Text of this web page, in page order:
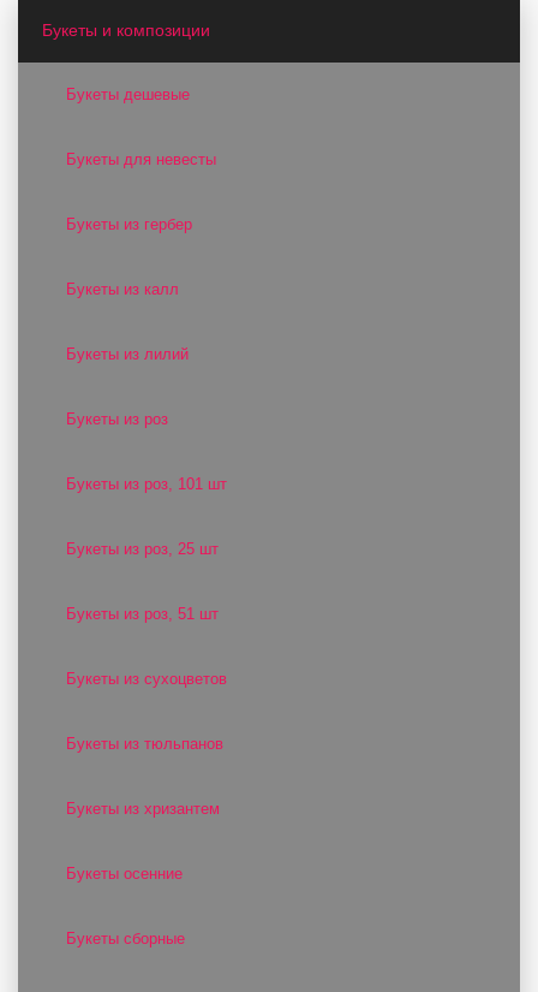
Букеты и композиции
Букеты дешевые
Букеты для невесты
Букеты из гербер
Букеты из калл
Букеты из лилий
Букеты из роз
Букеты из роз, 101 шт
Букеты из роз, 25 шт
Букеты из роз, 51 шт
Букеты из сухоцветов
Букеты из тюльпанов
Букеты из хризантем
Букеты осенние
Букеты сборные